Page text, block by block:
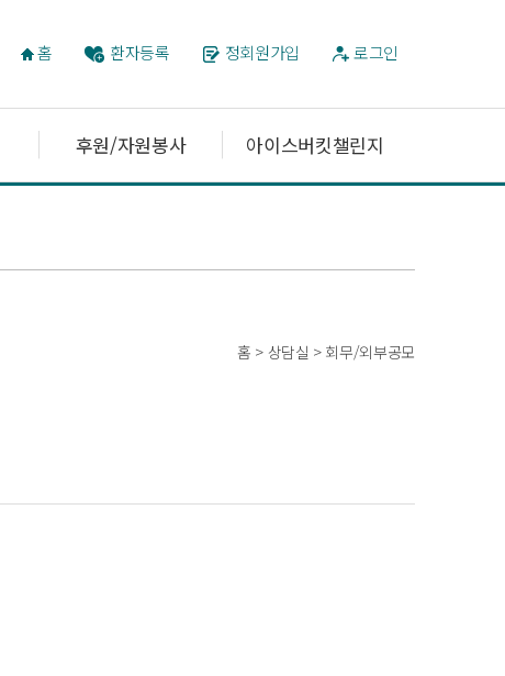
홈 환자등록 정회원가입 로그인
후원/자원봉사 아이스버킷챌린지
홈 > 상담실 > 회무/외부공모